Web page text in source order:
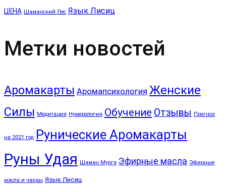
ЦЕНА Шаманский Лес Язык Лисиц
Метки новостей
Аромакарты Аромапсихология Женские
Силы Медитация Нумерология Обучение Отзывы Прогноз
на 2021 год Рунические Аромакарты
Руны Удая Шаман Мурга Эфирные масла Эфирные
масла и чакры Язык Лисиц